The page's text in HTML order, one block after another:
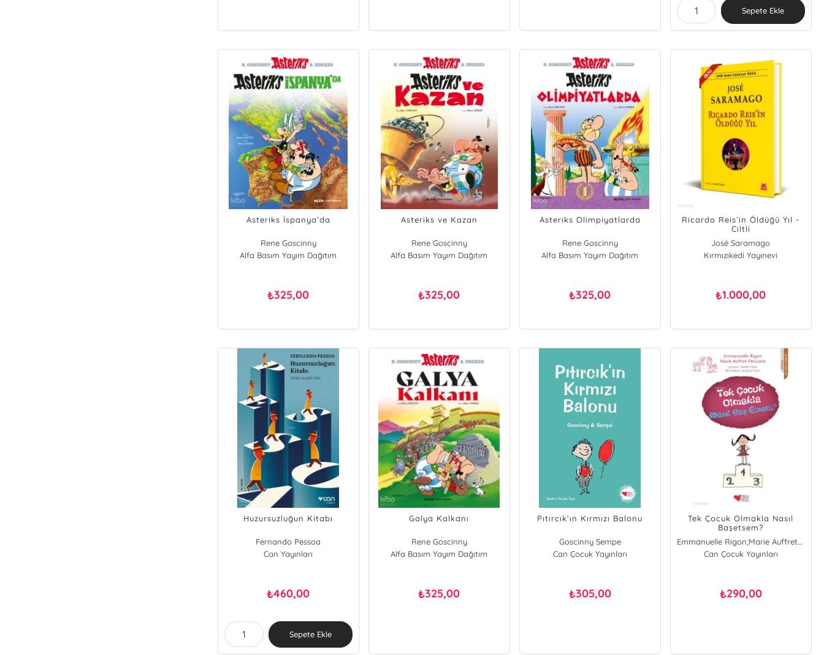
Sepete Ekle
Asteriks İspanya’da
Rene Goscinny
Alfa Basım Yayım Dağıtım
₺325,00
Asteriks ve Kazan
Rene Goscinny
Alfa Basım Yayım Dağıtım
₺325,00
Asteriks Olimpiyatlarda
Rene Goscinny
Alfa Basım Yayım Dağıtım
₺325,00
Ricardo Reis’in Öldüğü Yıl -
Ciltli
José Saramago
Kırmızıkedi Yayınevi
₺1.000,00
Huzursuzluğun Kitabı
Fernando Pessoa
Can Yayınları
₺460,00
Sepete Ekle
Galya Kalkanı
Rene Goscinny
Alfa Basım Yayım Dağıtım
₺325,00
Pıtırcık'ın Kırmızı Balonu
Goscinny Sempe
Can Çocuk Yayınları
₺305,00
Tek Çocuk Olmakla Nasıl
Başetsem?
Emmanuelle Rigon;Marie Auffret-Pericone
Can Çocuk Yayınları
₺290,00